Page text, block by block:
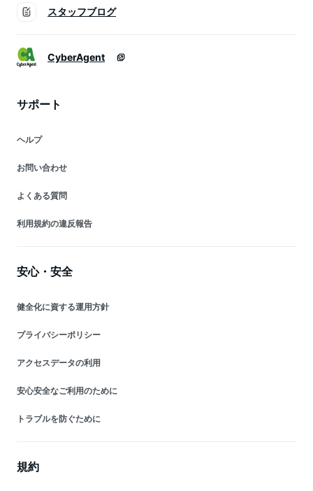
スタッフブログ
CyberAgent
サポート
ヘルプ
お問い合わせ
よくある質問
利用規約の違反報告
安心・安全
健全化に資する運用方針
プライバシーポリシー
アクセスデータの利用
安心安全なご利用のために
トラブルを防ぐために
規約